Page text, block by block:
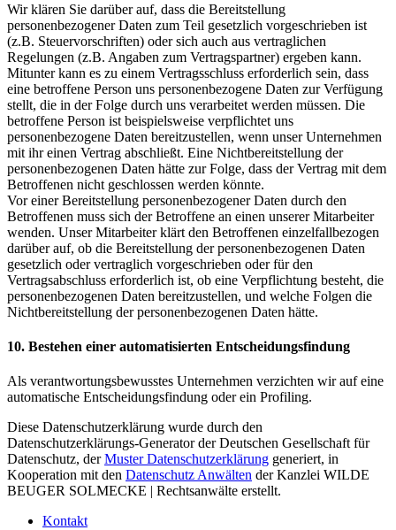
Wir klären Sie darüber auf, dass die Bereitstellung
personenbezogener Daten zum Teil gesetzlich vorgeschrieben ist
(z.B. Steuervorschriften) oder sich auch aus vertraglichen
Regelungen (z.B. Angaben zum Vertragspartner) ergeben kann.
Mitunter kann es zu einem Vertragsschluss erforderlich sein, dass
eine betroffene Person uns personenbezogene Daten zur Verfügung
stellt, die in der Folge durch uns verarbeitet werden müssen. Die
betroffene Person ist beispielsweise verpflichtet uns
personenbezogene Daten bereitzustellen, wenn unser Unternehmen
mit ihr einen Vertrag abschließt. Eine Nichtbereitstellung der
personenbezogenen Daten hätte zur Folge, dass der Vertrag mit dem
Betroffenen nicht geschlossen werden könnte.
Vor einer Bereitstellung personenbezogener Daten durch den
Betroffenen muss sich der Betroffene an einen unserer Mitarbeiter
wenden. Unser Mitarbeiter klärt den Betroffenen einzelfallbezogen
darüber auf, ob die Bereitstellung der personenbezogenen Daten
gesetzlich oder vertraglich vorgeschrieben oder für den
Vertragsabschluss erforderlich ist, ob eine Verpflichtung besteht, die
personenbezogenen Daten bereitzustellen, und welche Folgen die
Nichtbereitstellung der personenbezogenen Daten hätte.
10. Bestehen einer automatisierten Entscheidungsfindung
Als verantwortungsbewusstes Unternehmen verzichten wir auf eine
automatische Entscheidungsfindung oder ein Profiling.
Diese Datenschutzerklärung wurde durch den
Datenschutzerklärungs-Generator der Deutschen Gesellschaft für
Datenschutz, derMuster Datenschutzerklärung generiert, in
Kooperation mit den Datenschutz Anwälten der Kanzlei WILDE
BEUGER SOLMECKE | Rechtsanwälte erstellt.
Kontakt